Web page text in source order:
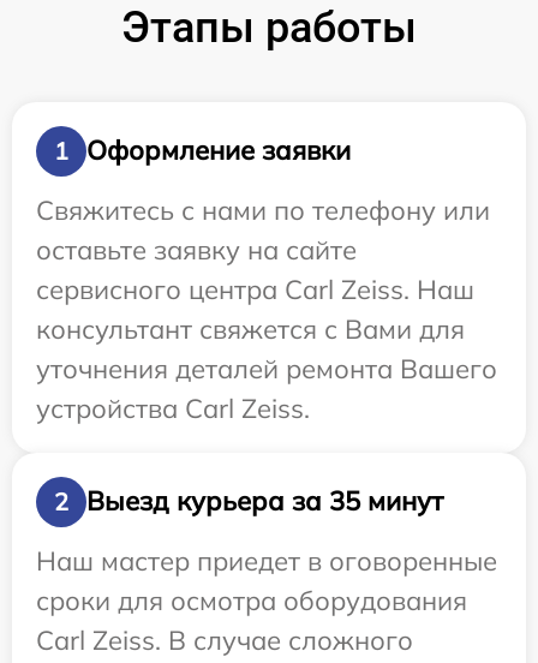
Этапы работы
1
Оформление заявки
Свяжитесь с нами по телефону или
оставьте заявку на сайте
сервисного центра Carl Zeiss. Наш
консультант свяжется с Вами для
уточнения деталей ремонта Вашего
устройства Carl Zeiss.
2
Выезд курьера за 35 минут
Наш мастер приедет в оговоренные
сроки для осмотра оборудования
Carl Zeiss. В случае сложного